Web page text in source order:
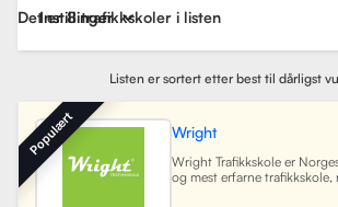
Det er 8 trafikkskoler i listen
Instillinger
Listen er sortert etter best til dårligst
Wright
Wright Trafikkskole er
og mest erfarne trafikkskole,
Populært